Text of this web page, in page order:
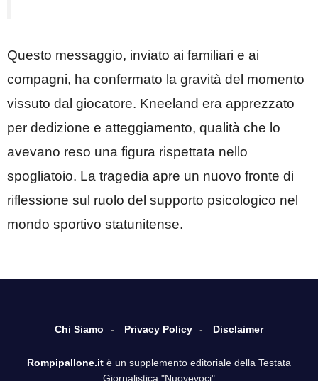
Questo messaggio, inviato ai familiari e ai
compagni, ha confermato la gravità del momento
vissuto dal giocatore. Kneeland era apprezzato
per dedizione e atteggiamento, qualità che lo
avevano reso una figura rispettata nello
spogliatoio. La tragedia apre un nuovo fronte di
riflessione sul ruolo del supporto psicologico nel
mondo sportivo statunitense.
Chi Siamo Privacy Policy Disclaimer
Rompipallone.it è un supplemento editoriale della Testata
Giornalistica "Nuovevoci"